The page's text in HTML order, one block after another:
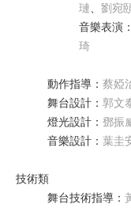
璉、 劉宛
音樂表演 ：
琦
動作指導 ： 蔡婭
舞台設計 ： 郭文
燈光設計 ： 鄧振
音樂設計 ： 葉圭
技術類
舞台技術指導 ：